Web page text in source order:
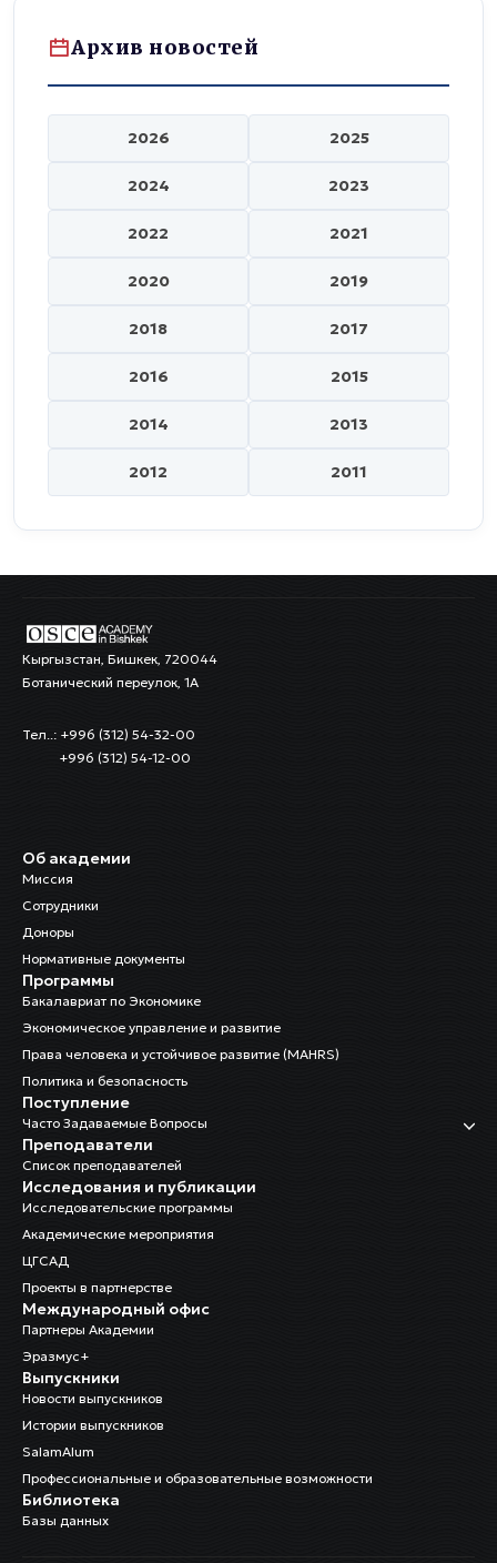
Архив новостей
2026 2025
2024 2023
2022 2021
2020 2019
2018 2017
2016 2015
2014 2013
2012 2011
Кыргызстан, Бишкек, 720044
Ботанический переулок, 1А
Тел..: +996 (312) 54-32-00
+996 (312) 54-12-00
Об академии
Миссия
Сотрудники
Доноры
Нормативные документы
Программы
Бакалавриат по Экономике
Экономическое управление и развитие
Права человека и устойчивое развитие (MAHRS)
Политика и безопасность
Поступление
Часто Задаваемые Вопросы
Преподаватели
Список преподавателей
Исследования и публикации
Исследовательские программы
Академические мероприятия
ЦГСАД
Проекты в партнерстве
Международный офис
Партнеры Академии
Эразмус+
Выпускники
Новости выпускников
Истории выпускников
SalamAlum
Профессиональные и образовательные возможности
Библиотека
Базы данных